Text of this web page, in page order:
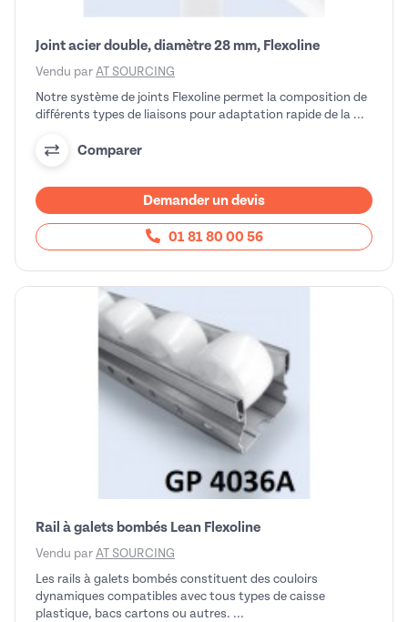
Joint acier double, diamètre 28 mm, Flexoline
Vendu par AT SOURCING
Notre système de joints Flexoline permet la composition de
différents types de liaisons pour adaptation rapide de la ...
Comparer
Demander un devis
01 81 80 00 56
Rail à galets bombés Lean Flexoline
Vendu par AT SOURCING
Les rails à galets bombés constituent des couloirs
dynamiques compatibles avec tous types de caisse
plastique, bacs cartons ou autres. ...